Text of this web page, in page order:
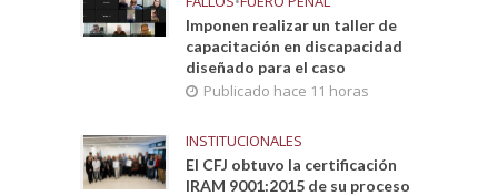
Imponen realizar un taller de
capacitación en discapacidad
diseñado para el caso
Publicado hace 11 horas
INSTITUCIONALES
El CFJ obtuvo la certificación
IRAM 9001:2015 de su proceso